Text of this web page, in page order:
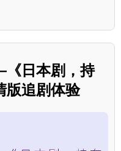
日本剧，持
版追剧体验